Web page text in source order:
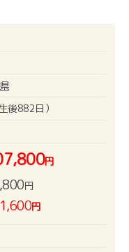
後882日）
円
円
円